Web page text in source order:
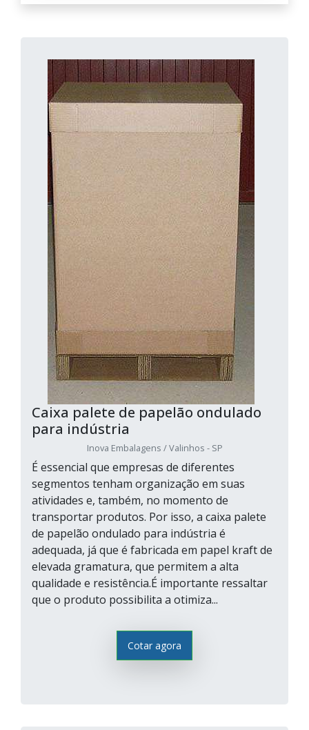
Caixa palete de papelão ondulado
para indústria
Inova Embalagens / Valinhos - SP
É essencial que empresas de diferentes
segmentos tenham organização em suas
atividades e, também, no momento de
transportar produtos. Por isso, a caixa palete
de papelão ondulado para indústria é
adequada, já que é fabricada em papel kraft de
elevada gramatura, que permitem a alta
qualidade e resistência.É importante ressaltar
que o produto possibilita a otimiza...
Cotar agora